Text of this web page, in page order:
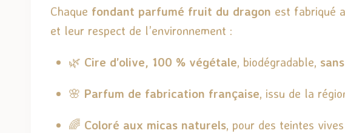
Chaque fondant parfumé fruit du dragon est fabriqué
et leur respect de l’environnement :
🌿 Cire d’olive, 100 % végétale, biodégradable,
🌸 Parfum de fabrication française, issu de la
🌈 Coloré aux micas naturels, pour des teintes